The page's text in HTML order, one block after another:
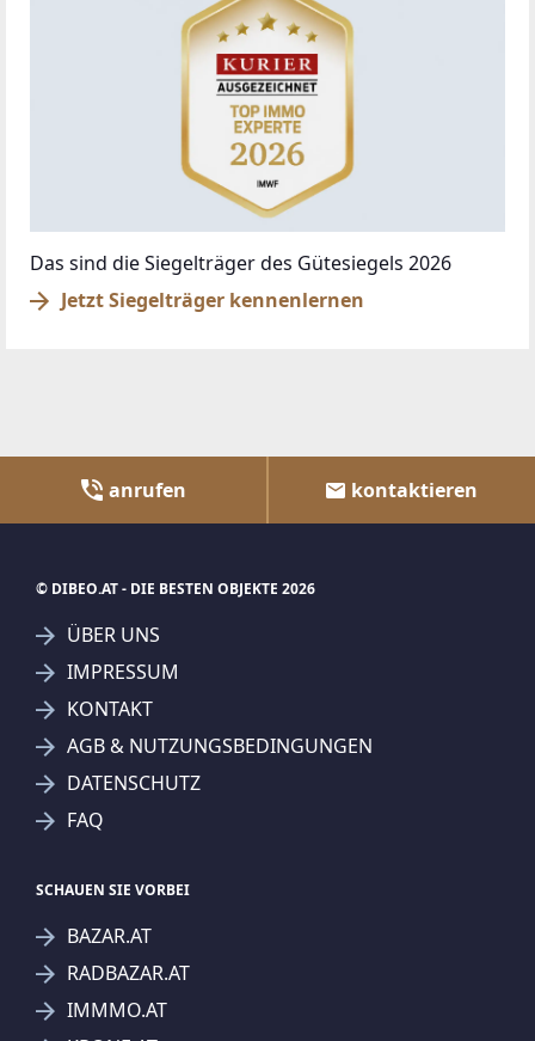
Das sind die Siegelträger des Gütesiegels 2026
Jetzt Siegelträger kennenlernen
anrufen kontaktieren
© DIBEO.AT - DIE BESTEN OBJEKTE 2026
ÜBER UNS
IMPRESSUM
KONTAKT
AGB & NUTZUNGSBEDINGUNGEN
DATENSCHUTZ
FAQ
SCHAUEN SIE VORBEI
BAZAR.AT
RADBAZAR.AT
IMMMO.AT